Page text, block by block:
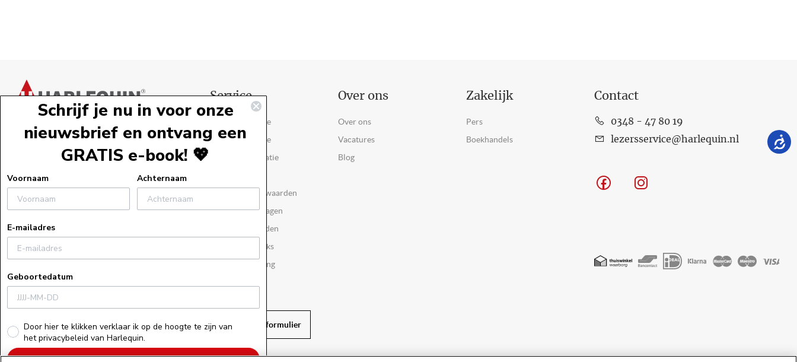
Service
Webshopservice
Bestelinformatie
Verzendinformatie
Algemene voorwaarden
Veelgestelde vragen
Actievoorwaarden
Uitleg bij e-books
Privacyverklaring
Herroepingsformulier
Over ons
Over ons
Vacatures
Blog
Zakelijk
Pers
Boekhandels
Contact
0348 - 47 80 19
lezersservice@harlequin.nl
Facebook
Geaccepteerde
betaalmethoden
Schrijf je nu in voor onze
nieuwsbrief en ontvang een
GRATIS e-book! 💖
Voornaam Achternaam
E-mailadres
Geboortedatum
Door hier te klikken verklaar ik op de hoogte te zijn van
het privacybeleid van Harlequin.
Schrijf je nu in!